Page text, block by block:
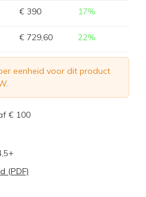
€ 390 17%
€ 729,60 22%
eenheid voor dit product
€ 100
(PDF)